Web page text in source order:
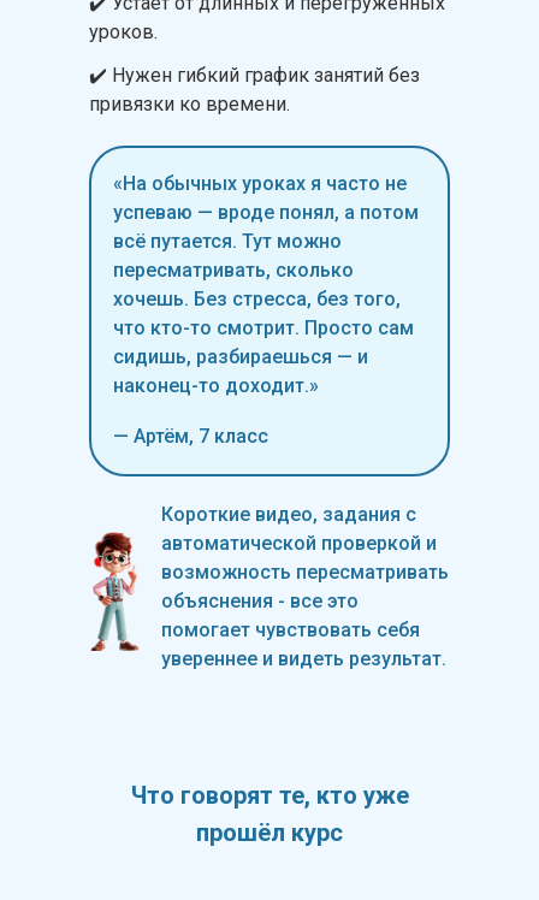
уроков.
✔️ Нужен гибкий график занятий без
привязки ко времени.
«На обычных уроках я часто не
успеваю — вроде понял, а потом
всё путается. Тут можно
пересматривать, сколько
хочешь. Без стресса, без того,
что кто-то смотрит. Просто сам
сидишь, разбираешься — и
наконец-то доходит.»
— Артём, 7 класс
Короткие видео, задания с
автоматической проверкой и
возможность пересматривать
объяснения - все это
помогает чувствовать себя
увереннее и видеть результат.
Что говорят те, кто уже
прошёл курс